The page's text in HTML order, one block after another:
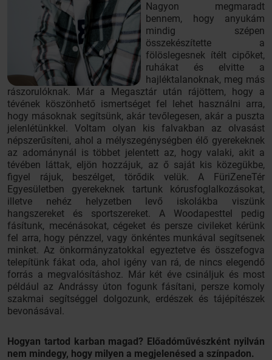
Nagyon megmaradt
bennem, hogy anyukám
mindig szépen
összekészítette a
fölöslegesnek ítélt cipőket,
ruhákat és elvitte a
hajléktalanoknak, meg más
rászorulóknak. Már a Megasztár után rájöttem, hogy a
tévének köszönhető ismertséget fel lehet használni arra,
hogy másoknak segítsünk, akár tevőlegesen, akár a puszta
jelenlétünkkel. Voltam olyan kis falvakban az olvasást
népszerűsíteni, ahol a mélyszegénységben élő gyerekeknek
az adománynál is többet jelentett az, hogy valaki, akit a
tévében láttak, eljön hozzájuk, az ő saját kis közegükbe,
figyel rájuk, beszélget, törődik velük. A FüriZeneTér
Egyesületben gyerekeknek tartunk kórusfoglalkozásokat,
illetve nehéz helyzetben levő iskolákba viszünk
hangszereket és sportszereket. A Woodapesttel pedig
fásítunk, mecénásokat, cégeket és persze civileket kérünk
fel arra, hogy pénzzel, vagy önkéntes munkával segítsenek
minket. Az önkormányzatokkal egyeztetve és összefogva
telepítünk fákat oda, ahol igény van rá, de nincs elegendő
forrás a megvalósításhoz. Már két éve csináljuk és most
például az Andrássy úton fogunk fásítani, persze komoly
szakmai segítséggel dolgozunk, erdészek és tájépítészek
bevonásával.
Hogyan tartod karban magad? Előadóművészként nyilván
nem mindegy, hogy milyen a megjelenésed a színpadon.